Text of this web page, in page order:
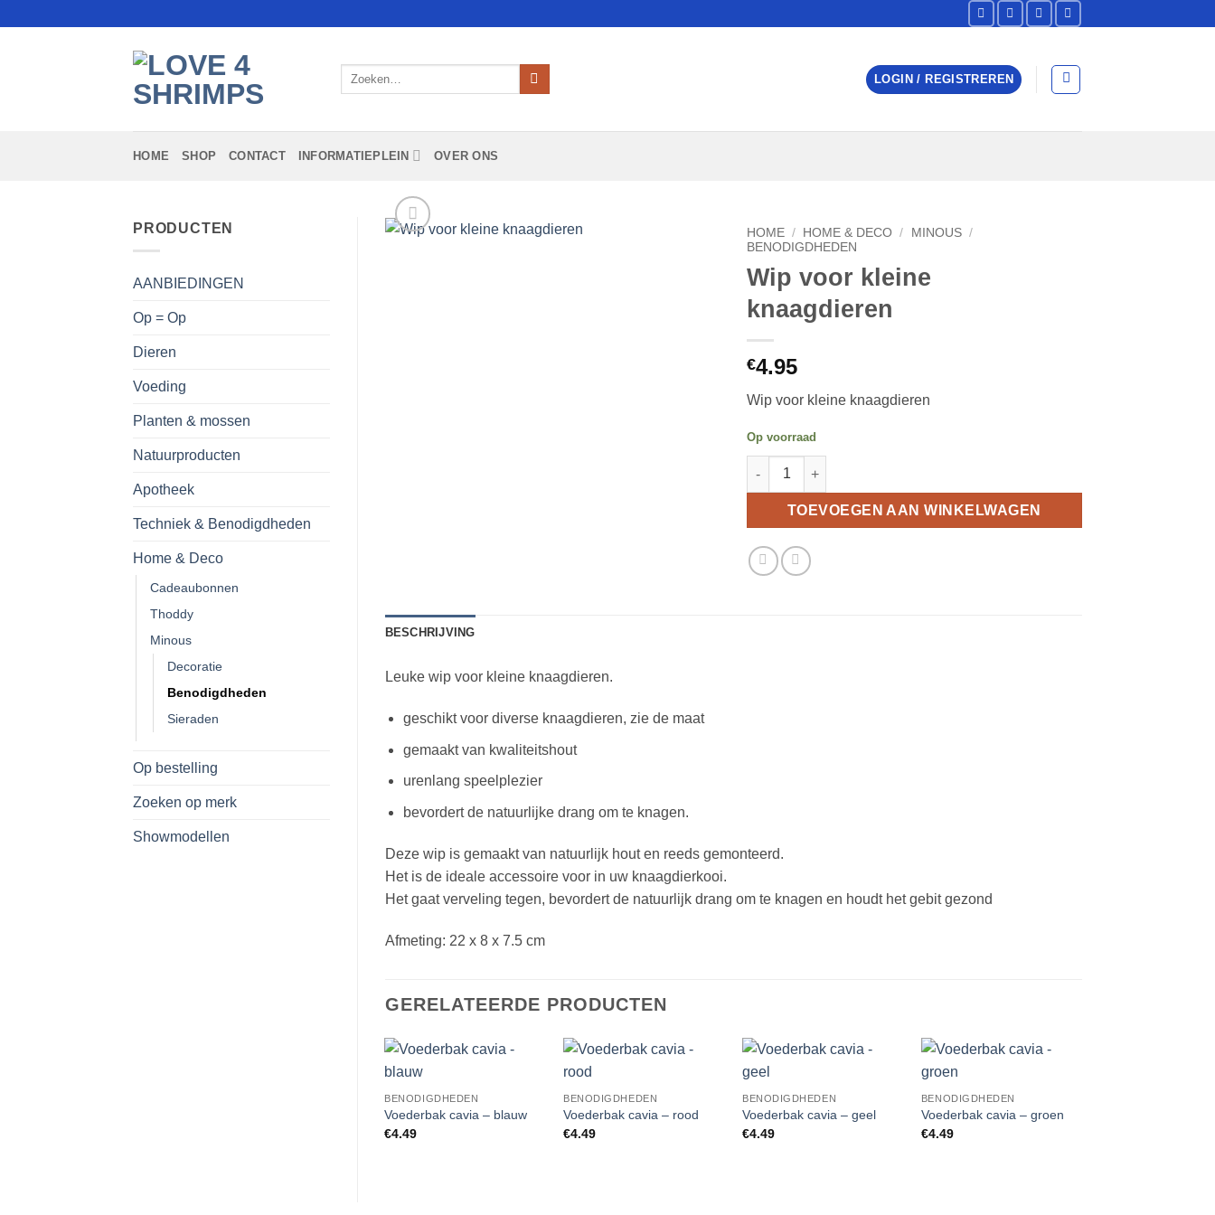
Zoeken
LOGIN / REGISTREREN
HOME SHOP CONTACT INFORMATIEPLEIN OVER ONS
PRODUCTEN
AANBIEDINGEN
Op = Op
Dieren
Voeding
Planten & mossen
Natuurproducten
Apotheek
Techniek & Benodigdheden
Home & Deco
Cadeaubonnen
Thoddy
Minous
Decoratie
Benodigdheden
Sieraden
Op bestelling
Zoeken op merk
Showmodellen
HOME / HOME & DECO / MINOUS /
BENODIGDHEDEN
Wip voor kleine
knaagdieren
€4.95
Wip voor kleine knaagdieren
Op voorraad
Wip voor kleine knaagdieren aantal
TOEVOEGEN AAN WINKELWAGEN
BESCHRIJVING
Leuke wip voor kleine knaagdieren.
geschikt voor diverse knaagdieren, zie de maat
gemaakt van kwaliteitshout
urenlang speelplezier
bevordert de natuurlijke drang om te knagen.
Deze wip is gemaakt van natuurlijk hout en reeds gemonteerd.
Het is de ideale accessoire voor in uw knaagdierkooi.
Het gaat verveling tegen, bevordert de natuurlijk drang om te knagen en houdt het gebit gezond
Afmeting: 22 x 8 x 7.5 cm
GERELATEERDE PRODUCTEN
BENODIGDHEDEN
Voederbak cavia – blauw
€4.49
BENODIGDHEDEN
Voederbak cavia – rood
€4.49
BENODIGDHEDEN
Voederbak cavia – geel
€4.49
BENODIGDHEDEN
Voederbak cavia – groen
€4.49